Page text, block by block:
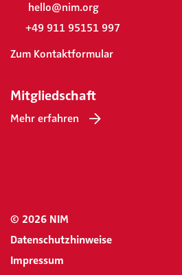
hello@nim.org
+49 911 95151 997
Zum Kontaktformular
Mitgliedschaft
Mehr erfahren
© 2026 NIM
Datenschutzhinweise
Impressum